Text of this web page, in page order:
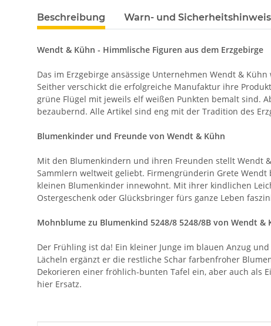
Beschreibung Warn- und
Wendt & Kühn - Himmlische Figuren aus dem Erzgebirge
Das im Erzgebirge ansässige Unternehmen Wendt &
Seither verschickt die erfolgreiche Manufaktur ihre
grüne Flügel mit jeweils elf weißen Punkten bemalt sind.
bezaubernd. Alle Artikel sind eng mit der Tradition des
Blumenkinder und Freunde von Wendt & Kühn
Mit den Blumenkindern und ihren Freunden stellt Wendt
Sammlern weltweit geliebt. Firmengründerin Grete
kleinen Blumenkinder innewohnt. Mit ihrer kindlichen
Ostergeschenk oder Glücksbringer fürs ganze Leben
Mohnblume zu Blumenkind 5248/8 5248/8B von Wendt &
Der Frühling ist da! Ein kleiner Junge im blauen Anzug
Lächeln ergänzt er die restliche Schar farbenfroher
Dekorieren einer fröhlich-bunten Tafel ein, aber auch als
hier Ersatz.